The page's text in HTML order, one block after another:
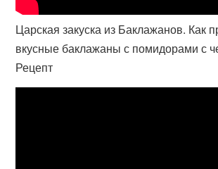
Царская закуска из Баклажанов. Как
вкусные баклажаны с помидорами с
Рецепт